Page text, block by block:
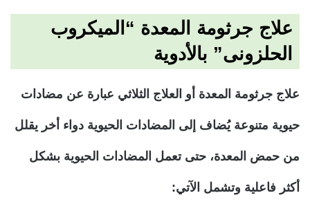
علاج جرثومة المعدة “الميكروب
الحلزونى” بالأدوية
علاج جرثومة المعدة أو العلاج الثلاثي عبارة عن مضادات
حيوية متنوعة يُضاف إلى المضادات الحيوية دواء أخر يقلل
من حمض المعدة، حتى تعمل المضادات الحيوية بشكل
أكثر فاعلية وتشمل الآتي: